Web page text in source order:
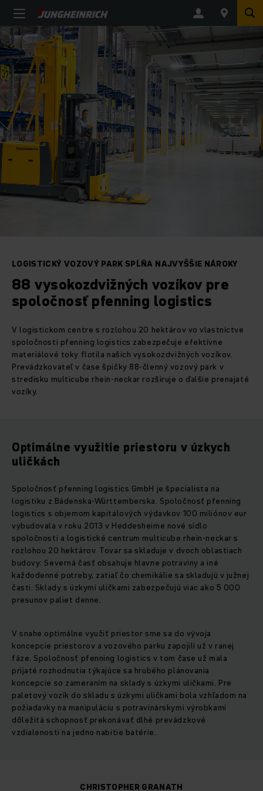
LOGISTICKÝ VOZOVÝ PARK SPĹŇA NAJVYŠŠIE NÁROKY
88 vysokozdvižných vozíkov pre
spoločnosť pfenning logistics
V logistickom centre s rozlohou 20 hektárov vo vlastníctve
spoločnosti pfenning logistics zabezpečuje efektívne
materiálové toky flotila našich vysokozdvižných vozíkov.
Prevádzkovateľ v čase špičky 88-členný vozový park v
stredisku multicube rhein-neckar rozširuje o ďalšie prenajaté
vozíky.
Optimálne využitie priestoru v úzkych
uličkách
Spoločnosť pfenning logistics GmbH je špecialista na
logistiku z Bádenska-Württemberska. Spoločnosť pfenning
logistics s objemom kapitálových výdavkov 100 miliónov eur
vybudovala v roku 2013 v Heddesheime nové sídlo
spoločnosti a logistické centrum multicube rhein-neckar s
rozlohou 20 hektárov. Tovar sa skladuje v dvoch oblastiach
budovy: Severná časť obsahuje hlavne potraviny a iné
každodenné potreby, zatiaľ čo chemikálie sa skladujú v južnej
časti. Sklady s úzkymi uličkami zabezpečujú viac ako 5 000
presunov paliet denne.
V snahe optimálne využiť priestor sme sa do vývoja
koncepcie priestorov a vozového parku zapojili už v ranej
fáze. Spoločnosť pfenning logistics v tom čase už mala
prijaté rozhodnutia týkajúce sa hrubého plánovania
koncepcie so zameraním na sklady s úzkymi uličkami. Pre
paletový vozík do skladu s úzkymi uličkami bola vzhľadom na
požiadavky na manipuláciu s potravinárskymi výrobkami
dôležitá schopnosť prekonávať dlhé prevádzkové
vzdialenosti na jedno nabitie batérie.
CHRISTOPHER GRANATH